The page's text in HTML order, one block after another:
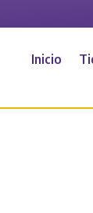
Inicio